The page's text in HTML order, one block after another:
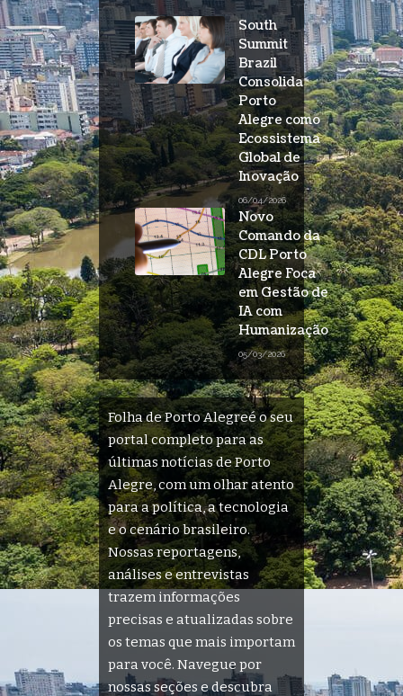
South
Summit
Brazil
Consolida
Porto
Alegre como
Ecossistema
Global de
Inovação
06/04/2026
Novo
Comando da
CDL Porto
Alegre Foca
em Gestão de
IA com
Humanização
05/03/2026
Folha de Porto Alegreé o seu
portal completo para as
últimas notícias de Porto
Alegre, com um olhar atento
para a política, a tecnologia
e o cenário brasileiro.
Nossas reportagens,
análises e entrevistas
trazem informações
precisas e atualizadas sobre
os temas que mais importam
para você. Navegue por
nossas seções e descubra